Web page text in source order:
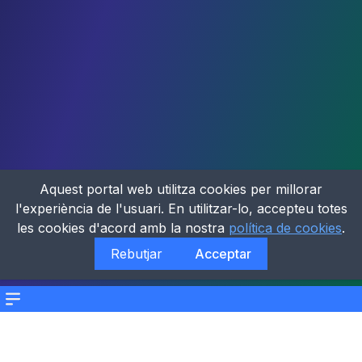
Menu
Aquest portal web utilitza cookies per millorar
l'experiència de l'usuari. En utilitzar-lo, accepteu totes
les cookies d'acord amb la nostra política de cookies.
Rebutjar
Acceptar